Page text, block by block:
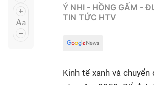
Công nghệ
Sự kiện quan tâm
Chuyên đề
Hồ Chí Minh
Ý NHI - HỒNG GẤM -
TIN TỨC HTV
Kinh tế xanh và